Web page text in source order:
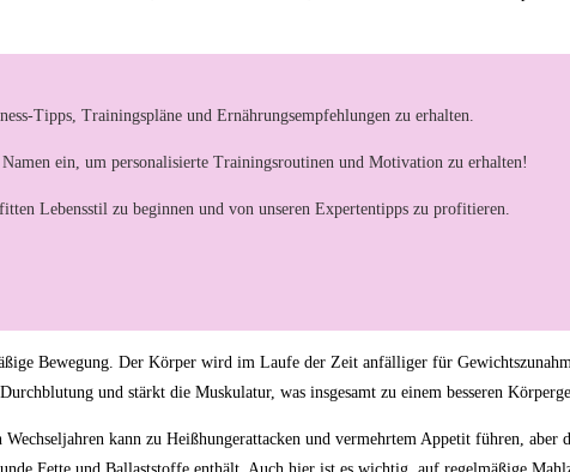
Tipps, Trainingspläne und Ernährungsempfehlungen zu erhalten.
ein, um personalisierte Trainingsroutinen und Motivation zu erhalten!
Lebensstil zu beginnen und von unseren Expertentipps zu profitieren.
Bewegung. Der Körper wird im Laufe der Zeit anfälliger für
und stärkt die Muskulatur, was insgesamt zu einem besseren
kann zu Heißhungerattacken und vermehrtem Appetit führen, aber